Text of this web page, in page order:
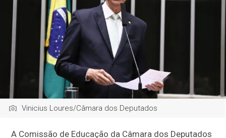
Vinicius Loures/Câmara dos Deputados
A Comissão de Educação da Câmara dos Deputados